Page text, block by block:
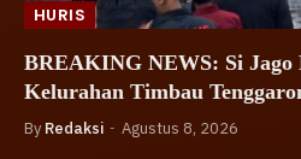
HURIS
BREAKING NEWS: Si Jago
Kelurahan Timbau
By Redaksi Agustus 8, 2026